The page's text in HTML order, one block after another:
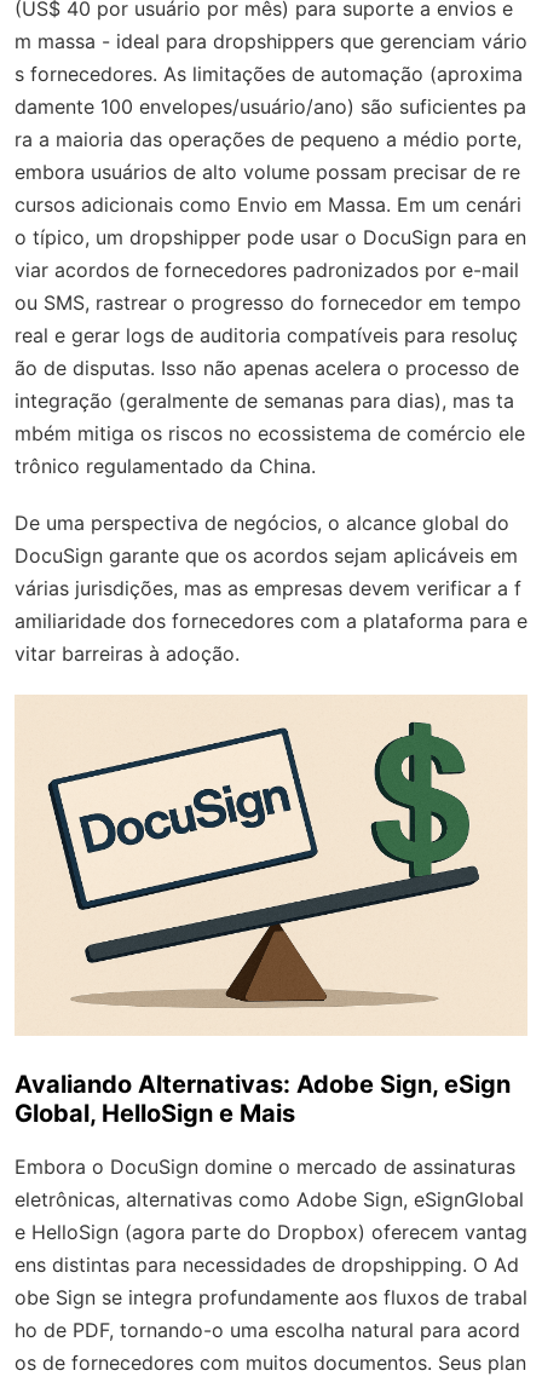
(US$ 40 por usuário por mês) para suporte a envios e
m massa - ideal para dropshippers que gerenciam vário
s fornecedores. As limitações de automação (aproxima
damente 100 envelopes/usuário/ano) são suficientes pa
ra a maioria das operações de pequeno a médio porte,
embora usuários de alto volume possam precisar de re
cursos adicionais como Envio em Massa. Em um cenári
o típico, um dropshipper pode usar o DocuSign para en
viar acordos de fornecedores padronizados por e-mail
ou SMS, rastrear o progresso do fornecedor em tempo
real e gerar logs de auditoria compatíveis para resoluç
ão de disputas. Isso não apenas acelera o processo de
integração (geralmente de semanas para dias), mas ta
mbém mitiga os riscos no ecossistema de comércio ele
trônico regulamentado da China.
De uma perspectiva de negócios, o alcance global do
DocuSign garante que os acordos sejam aplicáveis em
várias jurisdições, mas as empresas devem verificar a f
amiliaridade dos fornecedores com a plataforma para e
vitar barreiras à adoção.
Avaliando Alternativas: Adobe Sign, eSign
Global, HelloSign e Mais
Embora o DocuSign domine o mercado de assinaturas
eletrônicas, alternativas como Adobe Sign, eSignGlobal
e HelloSign (agora parte do Dropbox) oferecem vantag
ens distintas para necessidades de dropshipping. O Ad
obe Sign se integra profundamente aos fluxos de trabal
ho de PDF, tornando-o uma escolha natural para acord
os de fornecedores com muitos documentos. Seus plan